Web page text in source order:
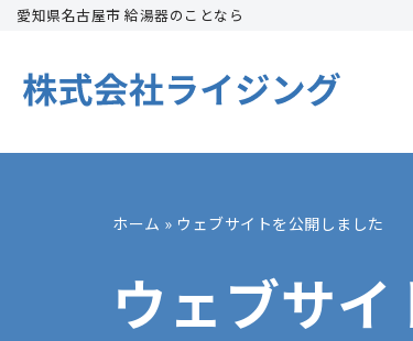
ン
ン
愛知県名古屋市 給湯器のことなら
ホーム » ウェブサイトを公開しました
ウェブサ